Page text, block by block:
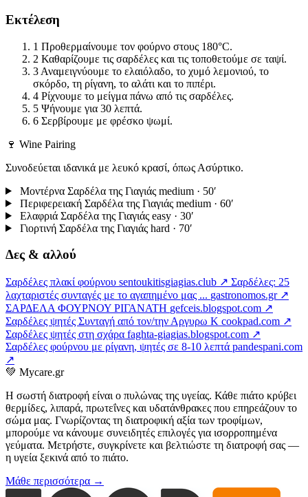
Εκτέλεση
1 Προθερμαίνουμε τον φούρνο στους 180°C.
2 Καθαρίζουμε τις σαρδέλες και τις τοποθετούμε σε ταψί.
3 Αναμειγνύουμε το ελαιόλαδο, το χυμό λεμονιού, το
σκόρδο, τη ρίγανη, το αλάτι και το πιπέρι.
4 Ρίχνουμε το μείγμα πάνω από τις σαρδέλες.
5 Ψήνουμε για 30 λεπτά.
6 Σερβίρουμε με φρέσκο ψωμί.
🍷 Wine Pairing
Συνοδεύεται ιδανικά με λευκό κρασί, όπως Ασύρτικο.
Μοντέρνα Σαρδέλα της Γιαγιάς medium · 50′
Περιφερειακή Σαρδέλα της Γιαγιάς medium · 60′
Ελαφριά Σαρδέλα της Γιαγιάς easy · 30′
Γιορτινή Σαρδέλα της Γιαγιάς hard · 70′
Δες & αλλού
Σαρδέλες πλακί φούρνου sentoukitisgiagias.club ↗ Σαρδέλες: 25
λαχταριστές συνταγές με το αγαπημένο μας ... gastronomos.gr ↗
ΣΑΡΔΕΛΑ ΦΟΥΡΝΟΥ ΡΙΓΑΝΑΤΗ gefceis.blogspot.com ↗
Σαρδέλες ψητές Συνταγή από τον/την Αργυρω Κ cookpad.com ↗
Σαρδέλες ψητές στη σχάρα faghta-giagias.blogspot.com ↗
Σαρδέλες φούρνου με ρίγανη, ψητές σε 8-10 λεπτά pandespani.com
↗
💚 Mycare.gr
Η σωστή διατροφή είναι ο πυλώνας της υγείας. Κάθε πιάτο κρύβει
θερμίδες, λιπαρά, πρωτεΐνες και υδατάνθρακες που επηρεάζουν το
σώμα μας. Γνωρίζοντας τη διατροφική αξία των τροφίμων,
μπορούμε να κάνουμε συνειδητές επιλογές για ισορροπημένα
γεύματα. Μετρήστε, συγκρίνετε και βελτιώστε τη διατροφή σας —
η υγεία ξεκινά από το πιάτο.
Μάθε περισσότερα →